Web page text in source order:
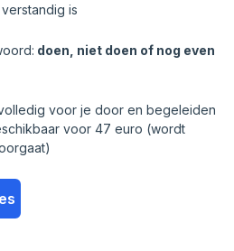
is
doen, niet doen of nog even
voor je door en begeleiden
voor 47 euro (wordt